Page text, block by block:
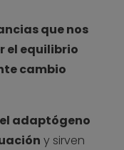
que nos
el equilibrio
cambio
el adaptógeno
y sirven